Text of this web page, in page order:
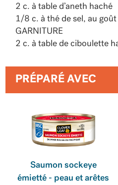
2 c. à table d’aneth haché
1/8 c. à thé de sel, au
GARNITURE
2 c. à table de ciboulette
PRÉPARÉ AVEC
Saumon sockeye
émietté - peau et arêtes